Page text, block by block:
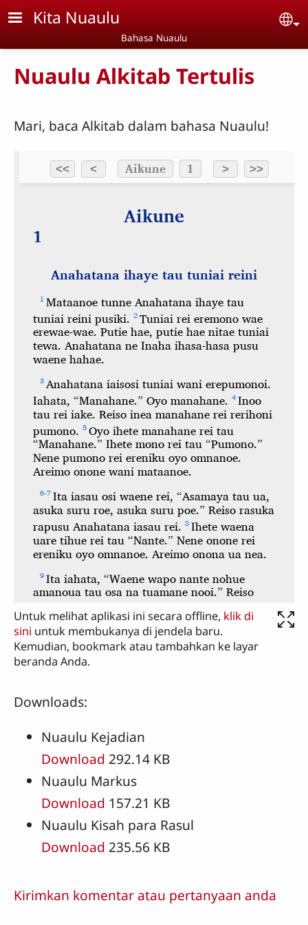
Skip to main content
Kita Nuaulu
Bahasa Nuaulu
Nuaulu Alkitab Tertulis
Mari, baca Alkitab dalam bahasa Nuaulu!
Untuk melihat aplikasi ini secara offline, klik di
sini untuk membukanya di jendela baru.
Kemudian, bookmark atau tambahkan ke layar
beranda Anda.
Downloads:
Nuaulu Kejadian
Download 292.14 KB
Nuaulu Markus
Download 157.21 KB
Nuaulu Kisah para Rasul
Download 235.56 KB
Kirimkan komentar atau pertanyaan anda